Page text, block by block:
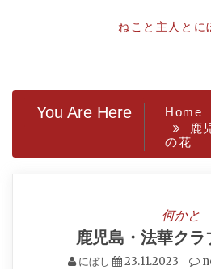
ねこと主人とに
You Are Here
Home
鹿
の花
何かと
鹿児島・法華クラ
にぼし 23.11.2023